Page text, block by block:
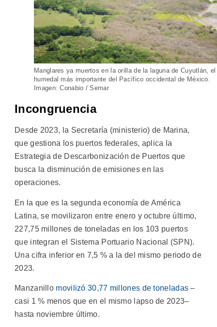
Manglares ya muertos en la orilla de la laguna de Cuyutlán, el
humedal más importante del Pacífico occidental de México.
Imagen: Conabio / Semar
Incongruencia
Desde 2023, la Secretaría (ministerio) de Marina,
que gestiona los puertos federales, aplica la
Estrategia de Descarbonización de Puertos que
busca la disminución de emisiones en las
operaciones.
En la que es la segunda economía de América
Latina, se movilizaron entre enero y octubre último,
227,75 millones de toneladas en los 103 puertos
que integran el Sistema Portuario Nacional (SPN).
Una cifra inferior en 7,5 % a la del mismo periodo de
2023.
Manzanillo movilizó 30,77 millones de toneladas –
casi 1 % menos que en el mismo lapso de 2023–
hasta noviembre último.